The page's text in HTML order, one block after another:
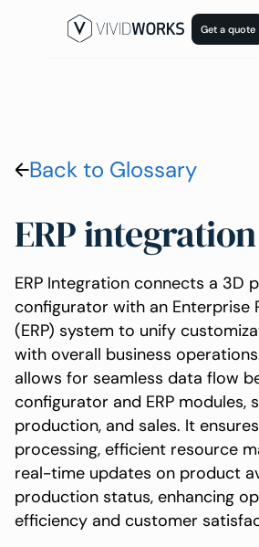
Get a quote
Back to Glossary
ERP integration
ERP Integration connects a 3D
configurator with an Enterprise
(ERP) system to unify
with overall business
allows for seamless data flow
configurator and ERP modules,
production, and sales. It
processing, efficient resource
real-time updates on product
production status, enhancing
efficiency and customer